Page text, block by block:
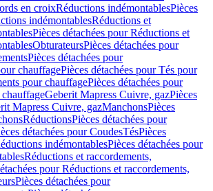
en croixRéductions indémontablesPièces
indémontablesRéductions et
Pièces détachées pour Réductions et
ObturateursPièces détachées pour
Pièces détachées pour
chauffagePièces détachées pour Tés pour
pour chauffagePièces détachées pour
Geberit Mapress Cuivre, gazPièces
Mapress Cuivre, gazManchonsPièces
RéductionsPièces détachées pour
détachées pour CoudesTésPièces
indémontablesPièces détachées pour
Réductions et raccordements,
pour Réductions et raccordements,
Pièces détachées pour